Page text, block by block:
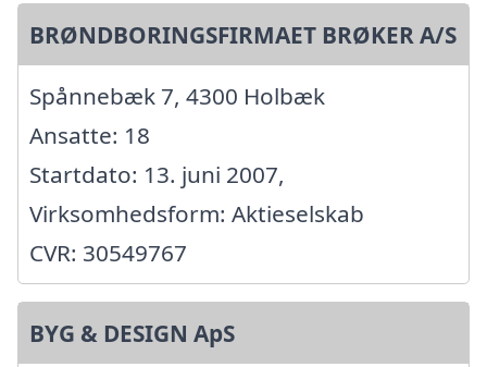
BRØNDBORINGSFIRMAET BRØKER A/S
Spånnebæk 7, 4300 Holbæk
Ansatte: 18
Startdato: 13. juni 2007,
Virksomhedsform: Aktieselskab
CVR: 30549767
BYG & DESIGN ApS